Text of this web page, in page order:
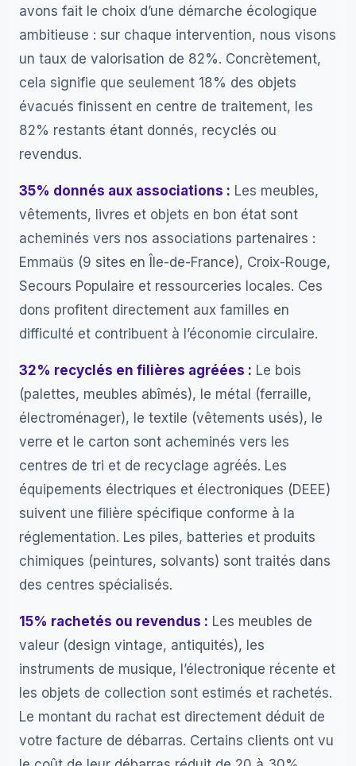
avons fait le choix d’une démarche écologique
ambitieuse : sur chaque intervention, nous visons
un taux de valorisation de 82%. Concrètement,
cela signifie que seulement 18% des objets
évacués finissent en centre de traitement, les
82% restants étant donnés, recyclés ou
revendus.
35% donnés aux associations : Les meubles,
vêtements, livres et objets en bon état sont
acheminés vers nos associations partenaires :
Emmaüs (9 sites en Île-de-France), Croix-Rouge,
Secours Populaire et ressourceries locales. Ces
dons profitent directement aux familles en
difficulté et contribuent à l’économie circulaire.
32% recyclés en filières agréées : Le bois
(palettes, meubles abîmés), le métal (ferraille,
électroménager), le textile (vêtements usés), le
verre et le carton sont acheminés vers les
centres de tri et de recyclage agréés. Les
équipements électriques et électroniques (DEEE)
suivent une filière spécifique conforme à la
réglementation. Les piles, batteries et produits
chimiques (peintures, solvants) sont traités dans
des centres spécialisés.
15% rachetés ou revendus : Les meubles de
valeur (design vintage, antiquités), les
instruments de musique, l’électronique récente et
les objets de collection sont estimés et rachetés.
Le montant du rachat est directement déduit de
votre facture de débarras. Certains clients ont vu